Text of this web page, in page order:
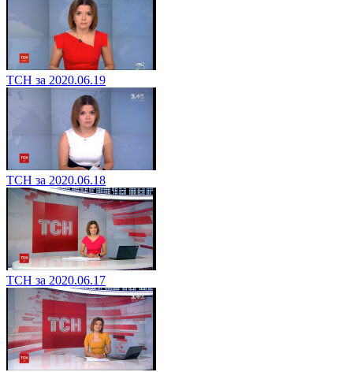
ТСН за 2020.06.19
ТСН за 2020.06.18
ТСН за 2020.06.17